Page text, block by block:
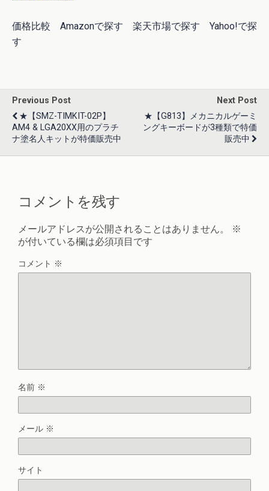
価格比較 Amazonで探す 楽天市場で探す
Yahoo!で探
す
Previous Post
★【SMZ-TIMKIT-02P】
AM4 & LGA20XX用のプラチ
ナ塗名人キットが特価販売中
Next Post
★【G813】メカニカルゲーミ
ングキーボードが3種類で特価
販売中
コメントを残す
メールアドレスが公開されることはありません。
※
が付いている欄は必須項目です
コメント ※
名前 ※
メール ※
サイト